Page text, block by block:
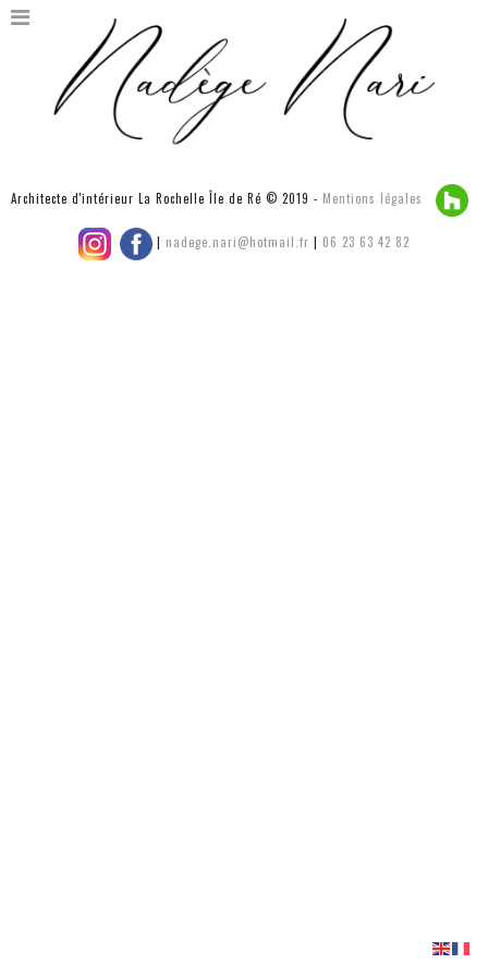
Architecte d'intérieur La Rochelle Île de Ré © 2019 - Mentions légales
| nadege.nari@hotmail.fr | 06 23 63 42 82